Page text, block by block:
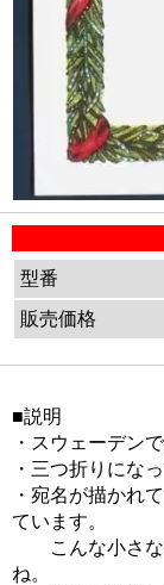
型番
販売価格
■説明
・スウェーデン
・三つ折りにな
・宛名が描かれ
ています。
こんな小さな
ね。